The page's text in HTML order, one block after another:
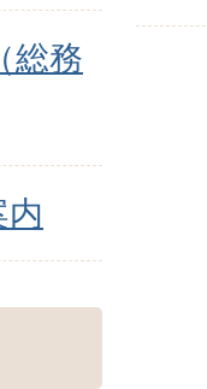
総務
内